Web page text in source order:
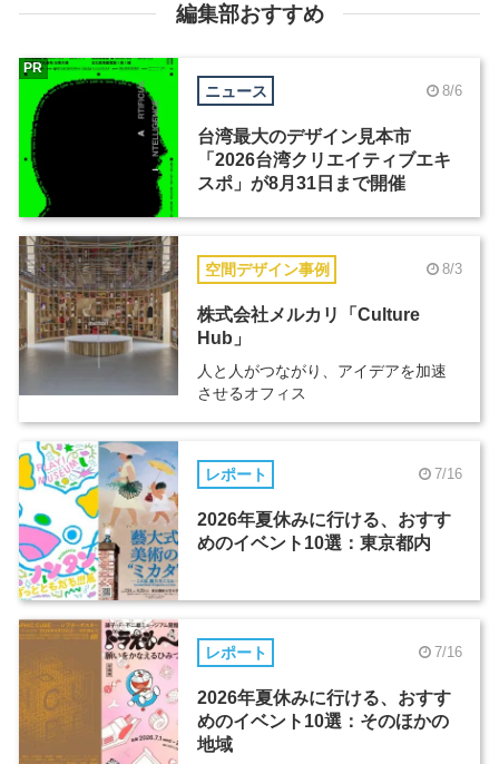
編集部おすすめ
ニュース 8/6
台湾最大のデザイン見本市
「2026台湾クリエイティブエキ
スポ」が8月31日まで開催
PR
空間デザイン事例 8/3
株式会社メルカリ「Culture
Hub」
人と人がつながり、アイデアを加速
させるオフィス
レポート 7/16
2026年夏休みに行ける、おすす
めのイベント10選：東京都内
レポート 7/16
2026年夏休みに行ける、おすす
めのイベント10選：そのほかの
地域